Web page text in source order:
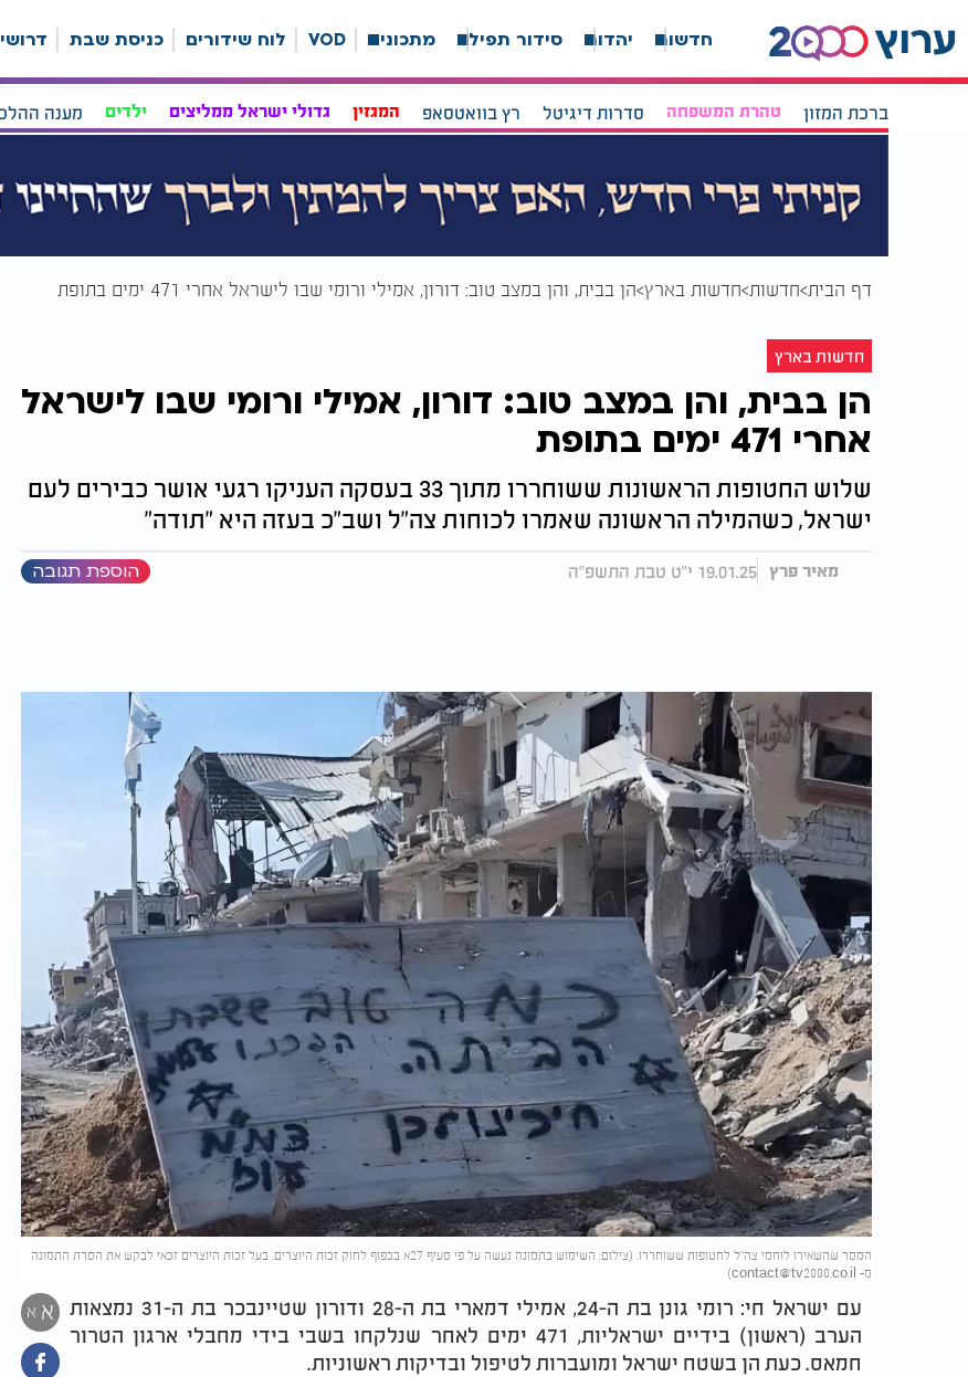
חדשות יהדות סידור תפילה מתכונים VOD לוח שידורים כניסת שבת
ברכת המזון טהרת המשפחה סדרות דיגיטל רץ בוואטסאפ המגזין גדולי ישראל ממליצים ילדים מענה
דף הבית חדשות חדשות בארץ הן בבית, והן במצב טוב: דורון, אמילי ורומי שבו לישראל אחרי 471 ימים בתופת
חדשות בארץ
הן בבית, והן במצב טוב: דורון, אמילי ורומי שבו לישראל
אחרי 471 ימים בתופת
שלוש החטופות הראשונות ששוחררו מתוך 33 בעסקה העניקו רגעי אושר כבירים לעם
ישראל, כשהמילה הראשונה שאמרו לכוחות צה"ל ושב"כ בעזה היא "תודה"
מאיר פרץ 19.01.25 י"ט טבת התשפ"ה הוספת תגובה
המסר שהשאירו לוחמי צה"ל לחטופות ששוחררו. (צילום: השימוש בתמונה נעשה על פי סעיף 27א בכפוף לחוק זכות היוצרים. בעל זכות היוצרים זכאי לבקש את הסרת התמונה
מ- contact@tv2000.co.il
)
א א
עם ישראל חי: רומי גונן בת ה-24, אמילי דמארי בת ה-28 ודורון שטיינבכר בת ה-31 נמצאות
הערב (ראשון) בידיים ישראליות, 471 ימים לאחר שנלקחו בשבי בידי מחבלי ארגון הטרור
חמאס. כעת הן בשטח ישראל ומועברות לטיפול ובדיקות ראשוניות.